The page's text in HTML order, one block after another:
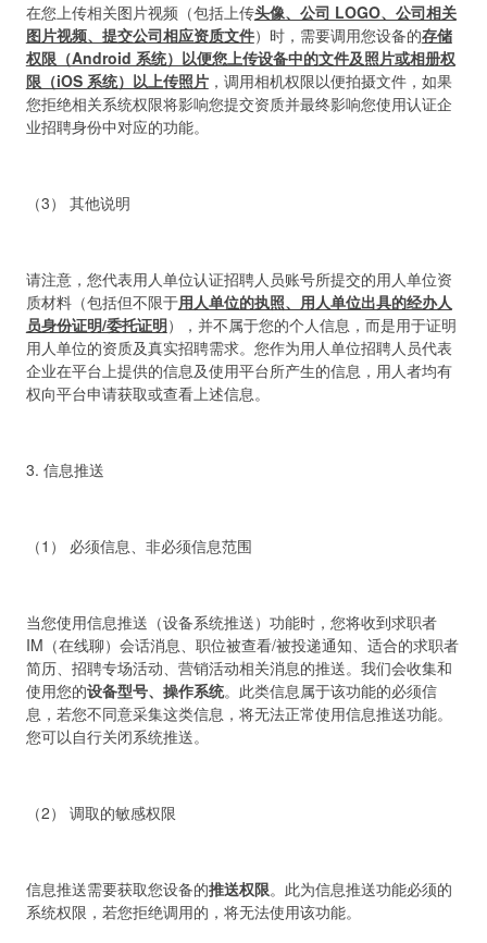
在您上传相关图片视频（包括上传头像、公司 LOGO、公司相关
图片视频、提交公司相应资质文件）时，需要调用您设备的存储
权限（Android 系统）以便您上传设备中的文件及照片或相册权
限（iOS 系统）以上传照片，调用相机权限以便拍摄文件，如果
您拒绝相关系统权限将影响您提交资质并最终影响您使用认证企
业招聘身份中对应的功能。
（3） 其他说明
请注意，您代表用人单位认证招聘人员账号所提交的用人单位资
质材料（包括但不限于用人单位的执照、用人单位出具的经办人
员身份证明/委托证明），并不属于您的个人信息，而是用于证明
用人单位的资质及真实招聘需求。您作为用人单位招聘人员代表
企业在平台上提供的信息及使用平台所产生的信息，用人者均有
权向平台申请获取或查看上述信息。
3. 信息推送
（1） 必须信息、非必须信息范围
当您使用信息推送（设备系统推送）功能时，您将收到求职者
IM（在线聊）会话消息、职位被查看/被投递通知、适合的求职者
简历、招聘专场活动、营销活动相关消息的推送。我们会收集和
使用您的设备型号、操作系统。此类信息属于该功能的必须信
息，若您不同意采集这类信息，将无法正常使用信息推送功能。
您可以自行关闭系统推送。
（2） 调取的敏感权限
信息推送需要获取您设备的推送权限。此为信息推送功能必须的
系统权限，若您拒绝调用的，将无法使用该功能。